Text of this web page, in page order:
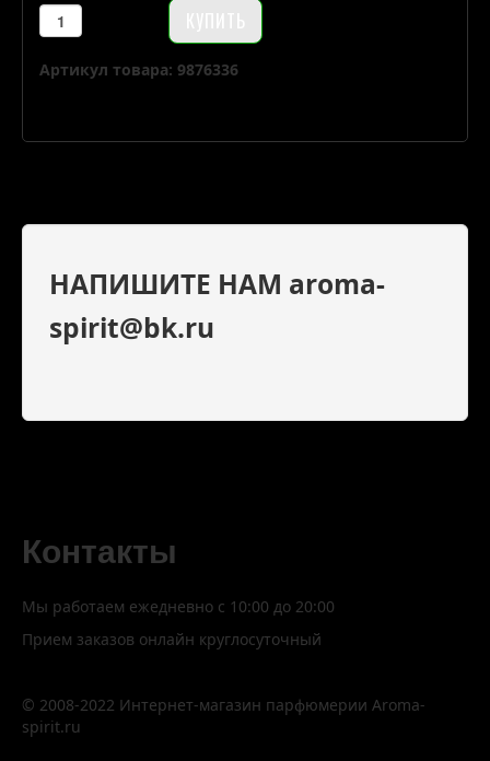
Артикул товара: 9876336
НАПИШИТЕ НАМ aroma-
spirit@bk.ru
Контакты
Мы работаем ежедневно с 10:00 до 20:00
Прием заказов онлайн круглосуточный
© 2008-2022 Интернет-магазин парфюмерии Aroma-
spirit.ru